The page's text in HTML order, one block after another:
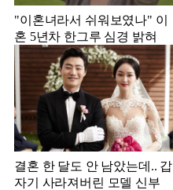
"이혼녀라서 쉬워보였나" 이
혼 5년차 한그루 심경 밝혀
결혼 한 달도 안 남았는데.. 갑
자기 사라져버린 모델 신부